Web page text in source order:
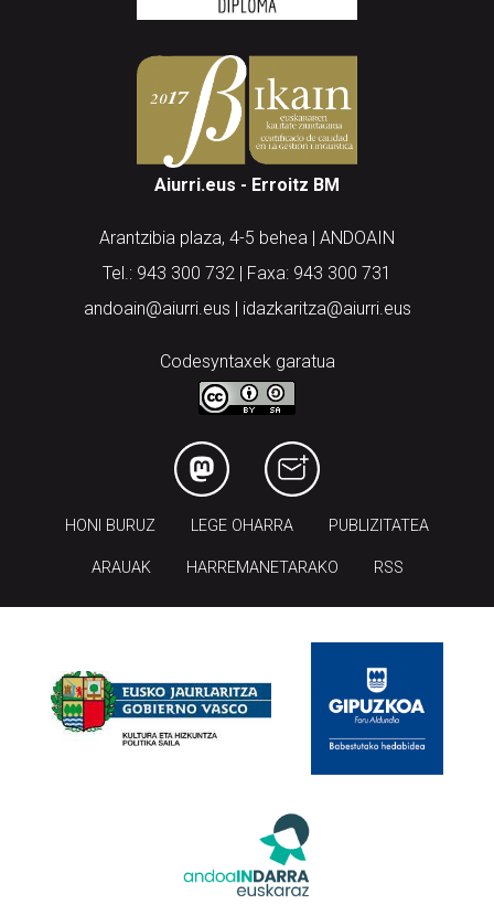
Aiurri.eus - Erroitz BM
Arantzibia plaza, 4-5 behea | ANDOAIN
Tel.: 943 300 732 | Faxa: 943 300 731
andoain@aiurri.eus | idazkaritza@aiurri.eus
Codesyntaxek garatua
HONI BURUZ LEGE OHARRA PUBLIZITATEA
ARAUAK HARREMANETARAKO RSS